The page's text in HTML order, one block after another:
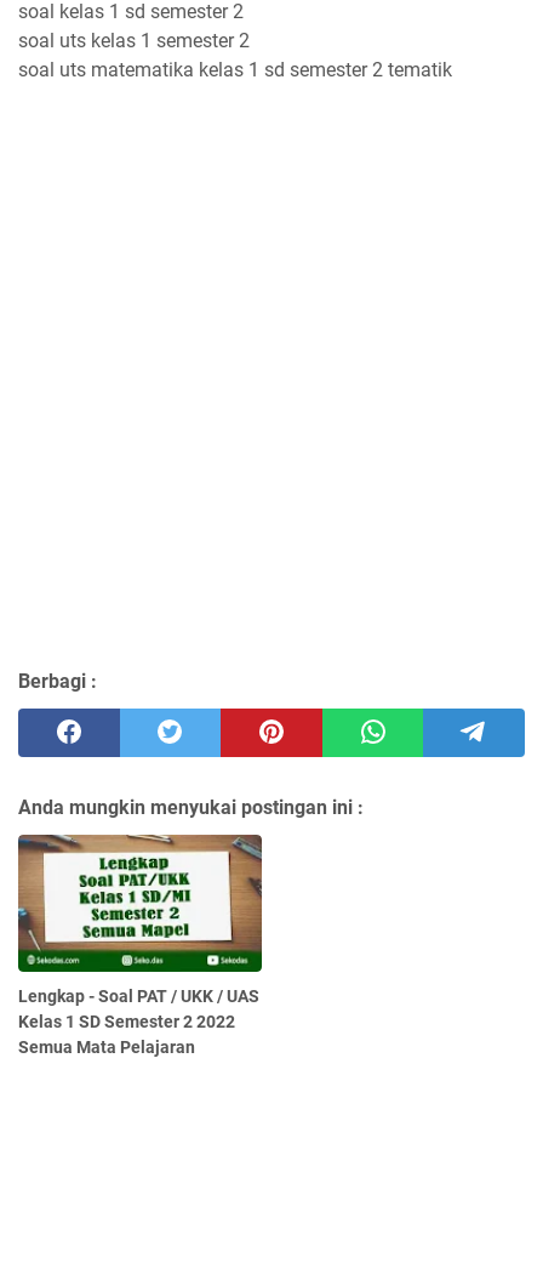
soal kelas 1 sd semester 2
soal uts kelas 1 semester 2
soal uts matematika kelas 1 sd semester 2 tematik
Berbagi :
Anda mungkin menyukai postingan ini :
Lengkap - Soal PAT / UKK / UAS
Kelas 1 SD Semester 2 2022
Semua Mata Pelajaran